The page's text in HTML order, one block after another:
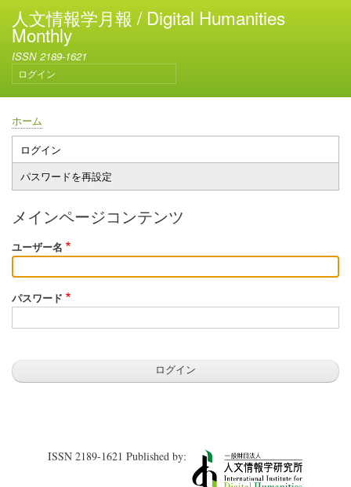
メ
イ
コ
テ
移
人文情報学月報 / Digital Humanities
Monthly
ISSN 2189-1621
ユ
ー
ザ
ー
ア
カ
ウ
ン
ト
メ
ュ
ー
ログイン
パ
ン
く
ず
ホーム
プ
ラ
マ
リ
ー
タ
ログイン
パスワードを再設定
メインページコンテンツ
ユーザー名
パスワード
ISSN 2189-1621 Published by: